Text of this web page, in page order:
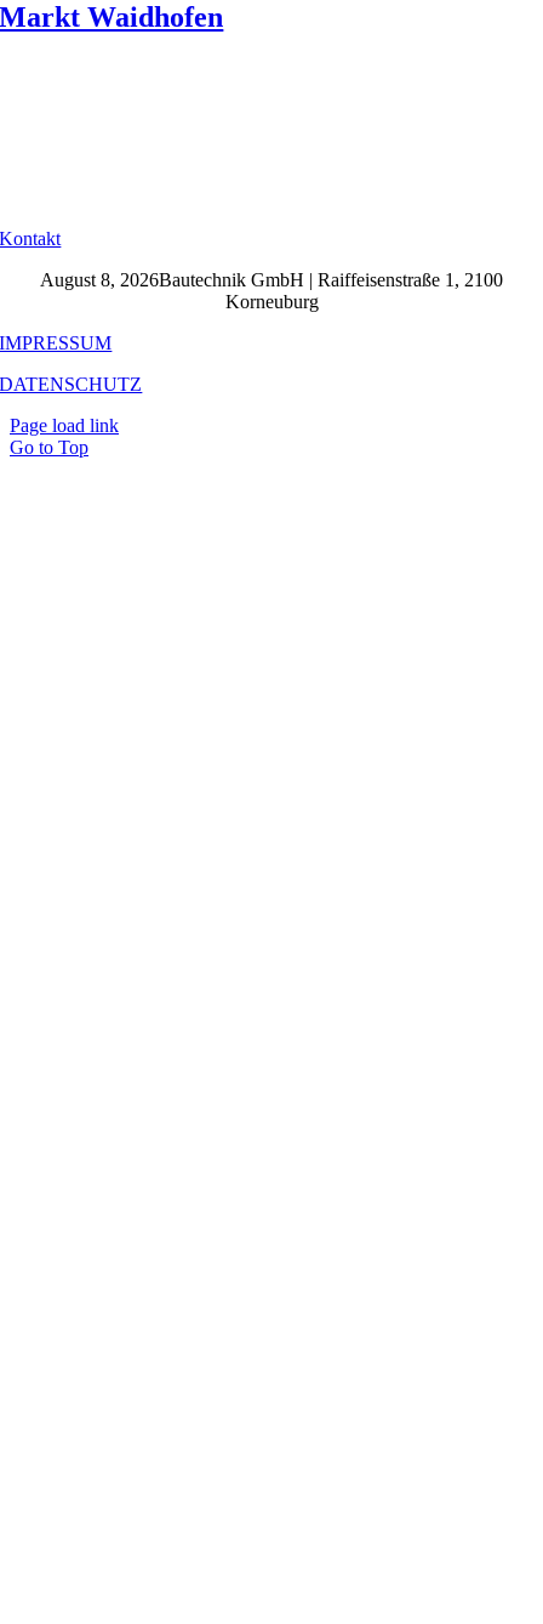
Markt Waidhofen
Kontakt
August 8, 2026Bautechnik GmbH | Raiffeisenstraße 1, 2100
Korneuburg
IMPRESSUM
DATENSCHUTZ
Page load link
Go to Top